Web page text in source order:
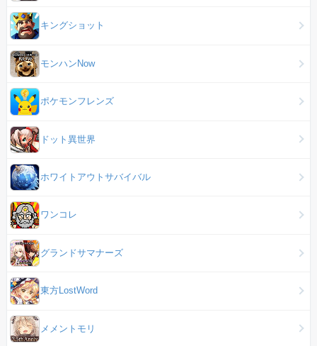
キングショット
モンハンNow
ポケモンフレンズ
ドット異世界
ホワイトアウトサバイバル
ワンコレ
グランドサマナーズ
東方LostWord
メメントモリ